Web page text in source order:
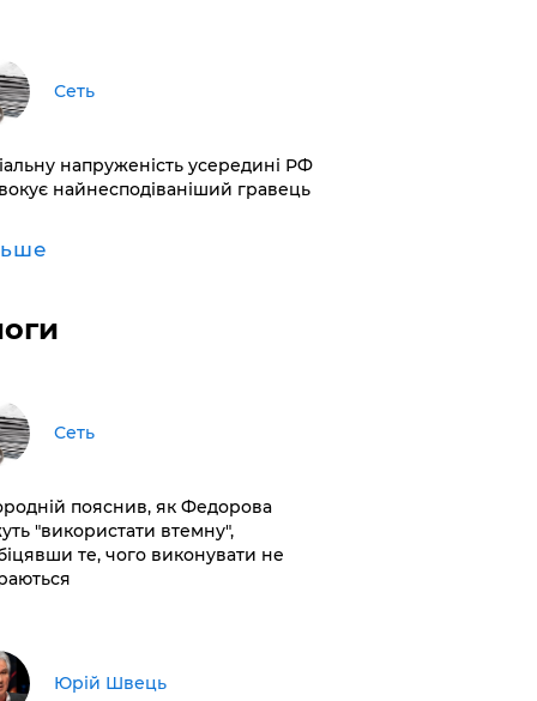
Сеть
напруженість усередині РФ
найнесподіваніший гравець
Сеть
пояснив, як Федорова
"використати втемну",
те, чого виконувати не
Юрій Швець